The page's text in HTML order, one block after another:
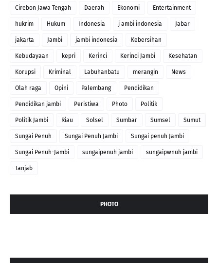
Cirebon Jawa Tengah Daerah Ekonomi Entertainment
hukrim Hukum Indonesia j ambi indonesia Jabar
jakarta Jambi jambi indonesia Kebersihan
Kebudayaan kepri Kerinci Kerinci Jambi Kesehatan
Korupsi Kriminal Labuhanbatu merangin News
Olah raga Opini Palembang Pendidikan
Pendidikan jambi Peristiwa Photo Politik
Politik Jambi Riau Solsel Sumbar Sumsel Sumut
Sungai Penuh Sungai Penuh Jambi Sungai penuh Jambi
Sungai Penuh-Jambi sungaipenuh jambi sungaipwnuh jambi
Tanjab
PHOTO